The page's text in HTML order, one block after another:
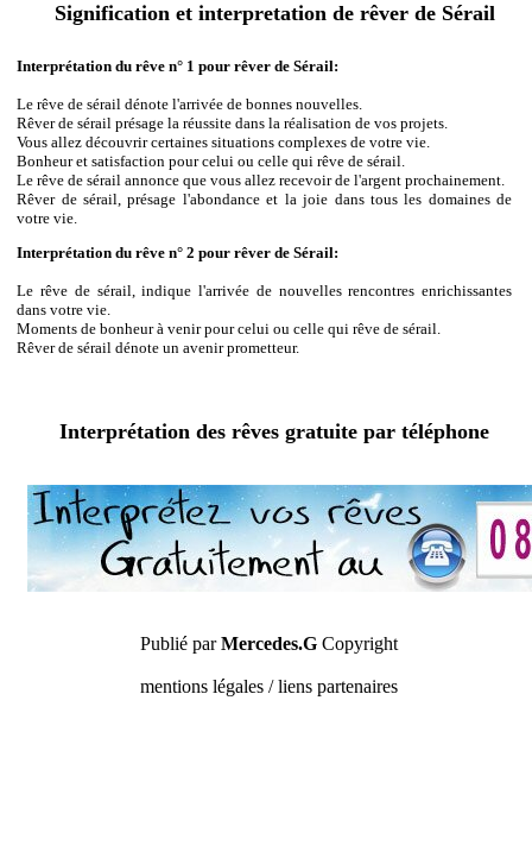
Signification et interpretation de rêver de Sérail
Interprétation du rêve n° 1 pour rêver de Sérail:
Le rêve de sérail dénote l'arrivée de bonnes nouvelles.
Rêver de sérail présage la réussite dans la réalisation de vos projets.
Vous allez découvrir certaines situations complexes de votre vie.
Bonheur et satisfaction pour celui ou celle qui rêve de sérail.
Le rêve de sérail annonce que vous allez recevoir de l'argent prochainement.
Rêver de sérail, présage l'abondance et la joie dans tous les domaines de
votre vie.
Interprétation du rêve n° 2 pour rêver de Sérail:
Le rêve de sérail, indique l'arrivée de nouvelles rencontres enrichissantes
dans votre vie.
Moments de bonheur à venir pour celui ou celle qui rêve de sérail.
Rêver de sérail dénote un avenir prometteur.
Interprétation des rêves gratuite par téléphone
Publié parMercedes.GCopyright
mentions légales / liens partenaires